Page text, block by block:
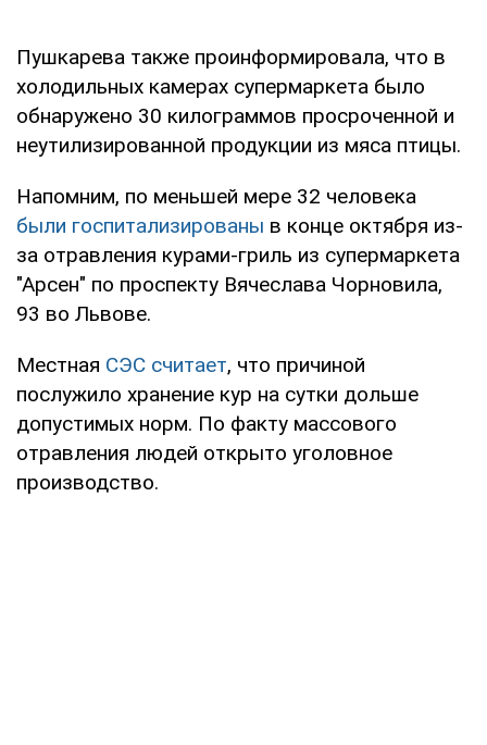
Пушкарева также проинформировала, что в
холодильных камерах супермаркета было
обнаружено 30 килограммов просроченной и
неутилизированной продукции из мяса птицы.
Напомним, по меньшей мере 32 человека
были госпитализированы в конце октября из-
за отравления курами-гриль из супермаркета
"Арсен" по проспекту Вячеслава Чорновила,
93 во Львове.
Местная СЭС считает, что причиной
послужило хранение кур на сутки дольше
допустимых норм. По факту массового
отравления людей открыто уголовное
производство.